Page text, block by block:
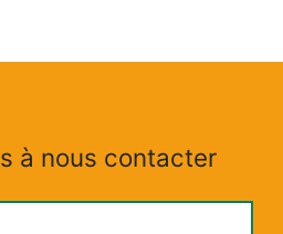
à nous contacter